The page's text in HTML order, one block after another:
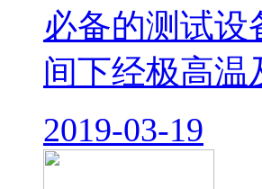
必备的测试
间下经极高温
2019-03-19